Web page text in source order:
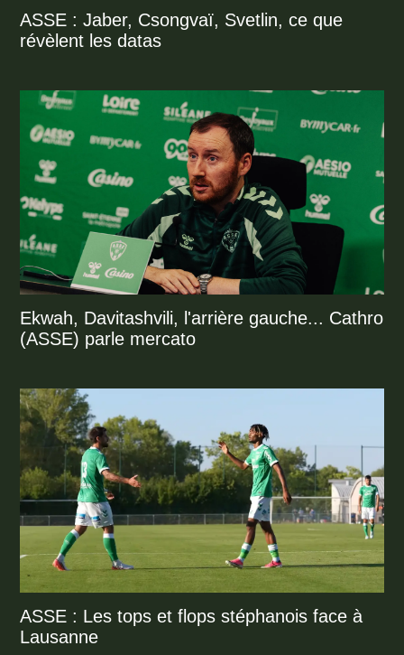
ASSE : Jaber, Csongvaï, Svetlin, ce que
révèlent les datas
Ekwah, Davitashvili, l'arrière gauche... Cathro
(ASSE) parle mercato
ASSE : Les tops et flops stéphanois face à
Lausanne